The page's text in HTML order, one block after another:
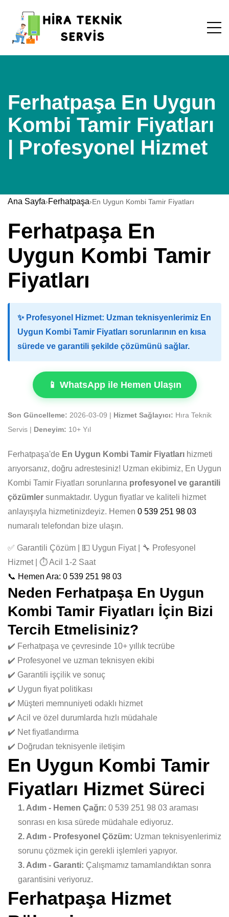
Ferhatpaşa En Uygun
Kombi Tamir Fiyatları
| Profesyonel Hizmet
Ana Sayfa›Ferhatpaşa›En Uygun Kombi Tamir Fiyatları
Ferhatpaşa En
Uygun Kombi Tamir
Fiyatları
✨ Profesyonel Hizmet: Uzman teknisyenlerimiz En
Uygun Kombi Tamir Fiyatları sorunlarının en kısa
sürede ve garantili şekilde çözümünü sağlar.
📱 WhatsApp ile Hemen Ulaşın
Son Güncelleme: 2026-03-09 | Hizmet Sağlayıcı: Hıra Teknik
Servis |
Deneyim: 10+ Yıl
Ferhatpaşa'de En Uygun Kombi Tamir Fiyatları hizmeti
arıyorsanız, doğru adrestesiniz! Uzman ekibimiz, En Uygun
Kombi Tamir Fiyatları sorunlarına profesyonel ve garantili
çözümler sunmaktadır. Uygun fiyatlar ve kaliteli hizmet
anlayışıyla hizmetinizdeyiz. Hemen 0 539 251 98 03
numaralı telefondan bize ulaşın.
✅ Garantili Çözüm | 💵 Uygun Fiyat | 🔧 Profesyonel
Hizmet | ⏱️ Acil 1-2 Saat
📞 Hemen Ara: 0 539 251 98 03
Neden Ferhatpaşa En Uygun
Kombi Tamir Fiyatları İçin Bizi
Tercih Etmelisiniz?
✔️ Ferhatpaşa ve çevresinde 10+ yıllık tecrübe
✔️ Profesyonel ve uzman teknisyen ekibi
✔️ Garantili işçilik ve sonuç
✔️ Uygun fiyat politikası
✔️ Müşteri memnuniyeti odaklı hizmet
✔️ Acil ve özel durumlarda hızlı müdahale
✔️ Net fiyatlandırma
✔️ Doğrudan teknisyenle iletişim
En Uygun Kombi Tamir
Fiyatları Hizmet Süreci
1. Adım - Hemen Çağrı: 0 539 251 98 03 araması
sonrası en kısa sürede müdahale ediyoruz.
2. Adım - Profesyonel Çözüm: Uzman teknisyenlerimiz
sorunu çözmek için gerekli işlemleri yapıyor.
3. Adım - Garanti: Çalışmamız tamamlandıktan sonra
garantisini veriyoruz.
Ferhatpaşa Hizmet